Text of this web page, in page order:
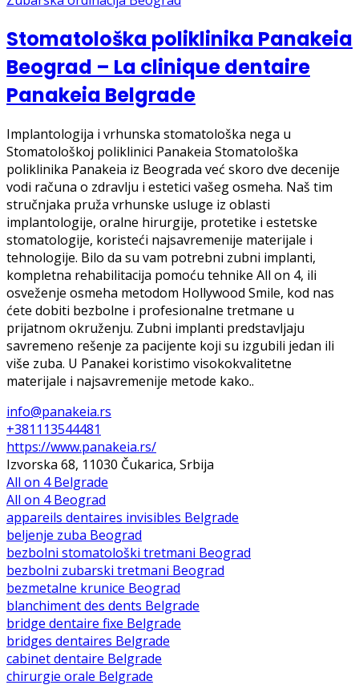
Stomatološka poliklinika Panakeia
Beograd – La clinique dentaire
Panakeia Belgrade
Implantologija i vrhunska stomatološka nega u
Stomatološkoj poliklinici Panakeia Stomatološka
poliklinika Panakeia iz Beograda već skoro dve decenije
vodi računa o zdravlju i estetici vašeg osmeha. Naš tim
stručnjaka pruža vrhunske usluge iz oblasti
implantologije, oralne hirurgije, protetike i estetske
stomatologije, koristeći najsavremenije materijale i
tehnologije. Bilo da su vam potrebni zubni implanti,
kompletna rehabilitacija pomoću tehnike All on 4, ili
osveženje osmeha metodom Hollywood Smile, kod nas
ćete dobiti bezbolne i profesionalne tretmane u
prijatnom okruženju. Zubni implanti predstavljaju
savremeno rešenje za pacijente koji su izgubili jedan ili
više zuba. U Panakei koristimo visokokvalitetne
materijale i najsavremenije metode kako..
info@panakeia.rs
+381113544481
https://www.panakeia.rs/
Izvorska 68, 11030 Čukarica, Srbija
All on 4 Belgrade
All on 4 Beograd
appareils dentaires invisibles Belgrade
beljenje zuba Beograd
bezbolni stomatološki tretmani Beograd
bezbolni zubarski tretmani Beograd
bezmetalne krunice Beograd
blanchiment des dents Belgrade
bridge dentaire fixe Belgrade
bridges dentaires Belgrade
cabinet dentaire Belgrade
chirurgie orale Belgrade